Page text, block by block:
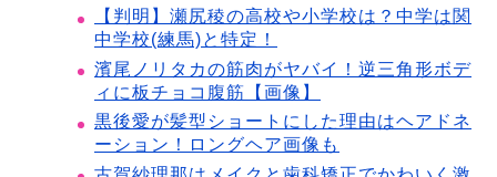
【判明】瀬尻稜の高校や小学校は？中学は関
中学校(練馬)と特定！
濱尾ノリタカの筋肉がヤバイ！逆三角形ボデ
ィに板チョコ腹筋【画像】
黒後愛が髪型ショートにした理由はヘアドネ
ーション！ロングヘア画像も